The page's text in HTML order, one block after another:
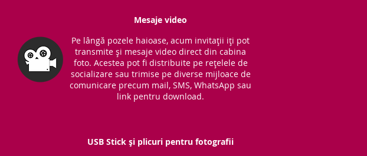
Mesaje video
Pe lângă pozele haioase, acum invitații iți pot
transmite și mesaje video direct din cabina
foto. Acestea pot fi distribuite pe rețelele de
socializare sau trimise pe diverse mijloace de
comunicare precum mail, SMS, WhatsApp sau
link pentru download.
USB Stick și plicuri pentru fotografii